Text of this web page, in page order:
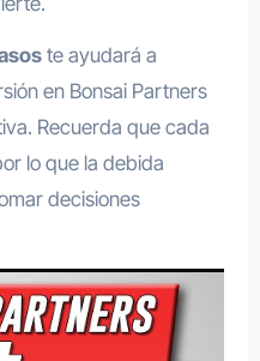
te ayudará a
en Bonsai Partners
Recuerda que cada
lo que la debida
decisiones